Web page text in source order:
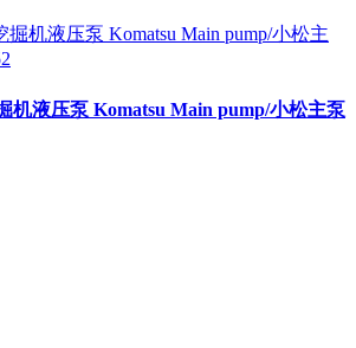
机液压泵 Komatsu Main pump/小松主泵